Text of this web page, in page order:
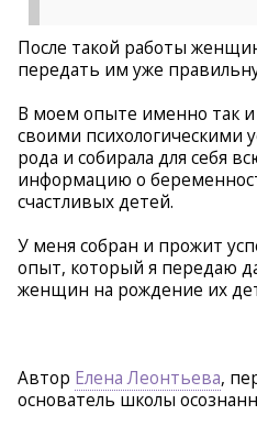
После такой работы
передать им уже
В моем опыте именно так и
своими психологическими
рода и собирала для себя
информацию о
счастливых детей.
У меня собран и прожит
опыт, который я передаю
женщин на рождение их
Автор Елена Леонтьева,
основатель школы